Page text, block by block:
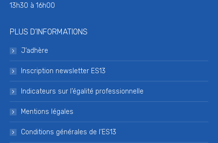
13h30 à 16h00
PLUS D’INFORMATIONS
J’adhère
Inscription newsletter ES13
Indicateurs sur l’égalité professionnelle
Mentions légales
Conditions générales de l’ES13